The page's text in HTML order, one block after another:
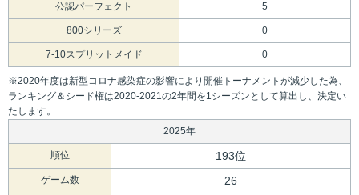
公認パーフェクト 5
800シリーズ 0
7-10スプリットメイド 0
※2020年度は新型コロナ感染症の影響により開催トーナメントが減少した為、
ランキング＆シード権は2020-2021の2年間を1シーズンとして算出し、決定い
たします。
2025年
順位 193位
ゲーム数 26